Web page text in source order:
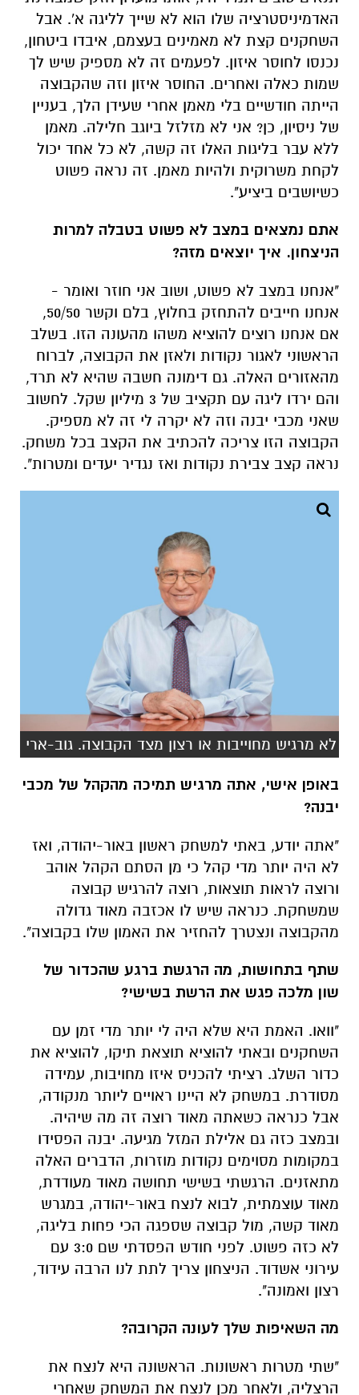
האדמיניסטרציה שלו הוא לא שייך לליגה א'. אבל
השחקנים קצת לא מאמינים בעצמם, איבדו ביטחון,
נכנסו לחוסר איזון. לפעמים זה לא מספיק שיש לך
שמות כאלה ואחרים. החוסר איזון וזה שהקבוצה
הייתה חודשיים בלי מאמן אחרי שעידן הלך, בעניין
של ניסיון, כן? אני לא מזלזל ביוגב חלילה. מאמן
ללא עבר בליגות האלו זה קשה, לא כל אחד יכול
לקחת משרוקית ולהיות מאמן. זה נראה פשוט
כשיושבים ביציע".
אתם נמצאים במצב לא פשוט בטבלה למרות
הניצחון. איך יוצאים מזה?
"אנחנו במצב לא פשוט, ושוב אני חוזר ואומר -
אנחנו חייבים להתחזק בחלוץ, בלם וקשר 50/50,
אם אנחנו רוצים להוציא משהו מהעונה הזו. בשלב
הראשוני לאגור נקודות ולאזן את הקבוצה, לברוח
מהאזורים האלה. גם דימונה חשבה שהיא לא תרד,
והם ירדו ליגה עם תקציב של 3 מיליון שקל. לחשוב
שאני מכבי יבנה וזה לא יקרה לי זה לא מספיק.
הקבוצה הזו צריכה להכתיב את הקצב בכל משחק.
נראה קצב צבירת נקודות ואז נגדיר יעדים ומטרות".
לא מרגיש מחוייבות או רצון מצד הקבוצה. גוב-ארי
באופן אישי, אתה מרגיש תמיכה מהקהל של מכבי
יבנה?
"אתה יודע, באתי למשחק ראשון באור-יהודה, ואז
לא היה יותר מדי קהל כי מן הסתם הקהל אוהב
ורוצה לראות תוצאות, רוצה להרגיש קבוצה
שמשחקת. כנראה שיש לו אכזבה מאוד גדולה
מהקבוצה ונצטרך להחזיר את האמון שלו בקבוצה".
שתף בתחושות, מה הרגשת ברגע שהכדור של
שון מלכה פגש את הרשת בשישי?
"וואו. האמת היא שלא היה לי יותר מדי זמן עם
השחקנים ובאתי להוציא תוצאת תיקו, להוציא את
כדור השלג. רציתי להכניס איזו מחויבות, עמידה
מסודרת. במשחק לא היינו ראויים ליותר מנקודה,
אבל כנראה כשאתה מאוד רוצה זה מה שיהיה.
ובמצב כזה גם אלילת המזל מגיעה. יבנה הפסידו
במקומות מסוימים נקודות מוזרות, הדברים האלה
מתאזנים. הרגשתי בשישי תחושה מאוד מעודדת,
מאוד עוצמתית, לבוא לנצח באור-יהודה, במגרש
מאוד קשה, מול קבוצה שספגה הכי פחות בליגה,
לא כזה פשוט. לפני חודש הפסדתי שם 3:0 עם
עירוני אשדוד. הניצחון צריך לתת לנו הרבה עידוד,
רצון ואמונה".
מה השאיפות שלך לעונה הקרובה?
"שתי מטרות ראשונות. הראשונה היא לנצח את
הרצליה, ולאחר מכן לנצח את המשחק שאחרי